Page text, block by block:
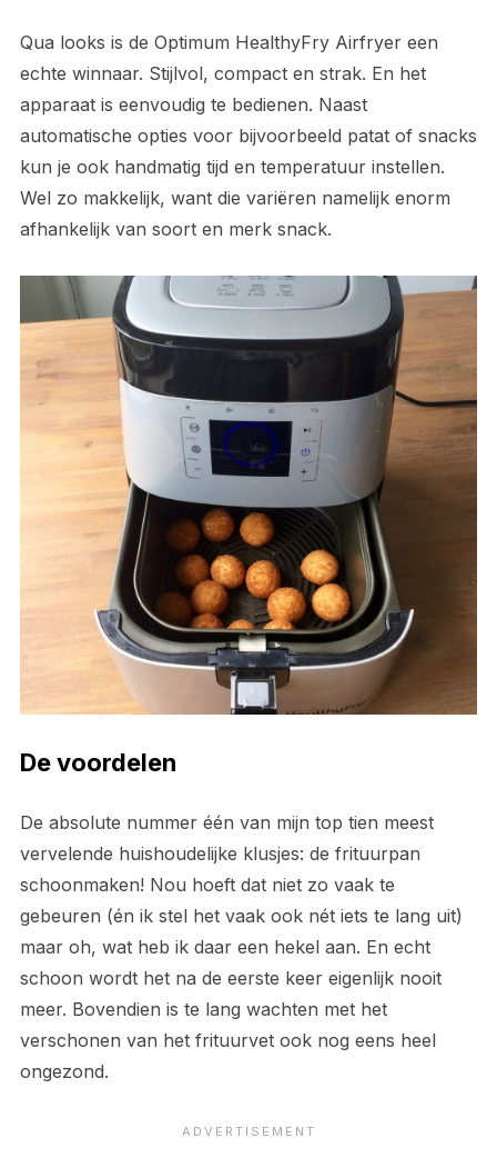
Qua looks is de Optimum HealthyFry Airfryer een
echte winnaar. Stijlvol, compact en strak. En het
apparaat is eenvoudig te bedienen. Naast
automatische opties voor bijvoorbeeld patat of snacks
kun je ook handmatig tijd en temperatuur instellen.
Wel zo makkelijk, want die variëren namelijk enorm
afhankelijk van soort en merk snack.
De voordelen
De absolute nummer één van mijn top tien meest
vervelende huishoudelijke klusjes: de frituurpan
schoonmaken! Nou hoeft dat niet zo vaak te
gebeuren (én ik stel het vaak ook nét iets te lang uit)
maar oh, wat heb ik daar een hekel aan. En echt
schoon wordt het na de eerste keer eigenlijk nooit
meer. Bovendien is te lang wachten met het
verschonen van het frituurvet ook nog eens heel
ongezond.